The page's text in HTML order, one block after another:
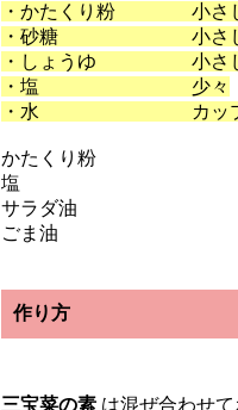
・かたくり粉 小さ
・砂糖 小さじ
・しょうゆ 小さじ
・塩 少々
・水 カップ
かたくり粉
塩
サラダ油
ごま油
作り方
三宝菜の素 は混ぜ合わせて